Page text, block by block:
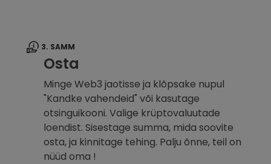
3. SAMM
Osta
Minge Web3 jaotisse ja klõpsake nupul
"Kandke vahendeid" või kasutage
otsinguikooni. Valige krüptovaluutade
loendist. Sisestage summa, mida soovite
osta, ja kinnitage tehing. Palju õnne, teil on
nüüd oma !